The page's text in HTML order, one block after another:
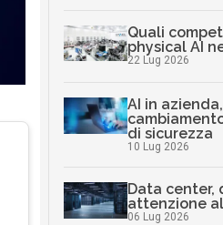
Quali
physical AI
22 Lug 2026
AI in
di sicurezza
10 Lug 2026
Data center,
attenzione
06 Lug 2026